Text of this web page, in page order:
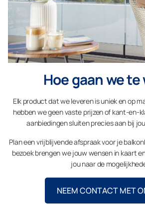
Hoe gaan we te
Elk product dat we leveren is uniek en op
hebben we geen vaste prijzen of kant-en-
aanbiedingen sluiten precies aan bij
Plan een vrijblijvende afspraak voor je
bezoek brengen we jouw wensen in kaart
jou naar de
NEEM CONTACT MET